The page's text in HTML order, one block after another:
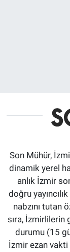
Son Mühür,
dinamik yerel
anlık İzmir
doğru
nabzını tutan
sıra, İzmirlilerin
durumu (15
İzmir ezan vakti